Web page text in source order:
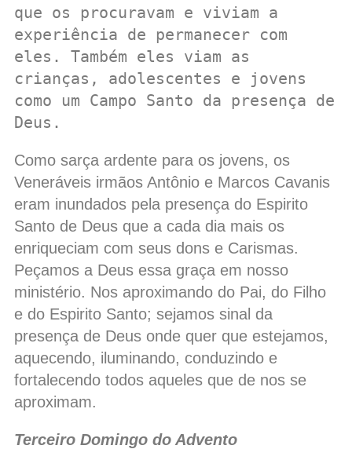
que os procuravam e viviam a
experiência de permanecer com
eles. Também eles viam as
crianças, adolescentes e jovens
como um Campo Santo da presença de
Deus.
Como sarça ardente para os jovens, os
Veneráveis irmãos Antônio e Marcos Cavanis
eram inundados pela presença do Espirito
Santo de Deus que a cada dia mais os
enriqueciam com seus dons e Carismas.
Peçamos a Deus essa graça em nosso
ministério. Nos aproximando do Pai, do Filho
e do Espirito Santo; sejamos sinal da
presença de Deus onde quer que estejamos,
aquecendo, iluminando, conduzindo e
fortalecendo todos aqueles que de nos se
aproximam.
Terceiro Domingo do Advento